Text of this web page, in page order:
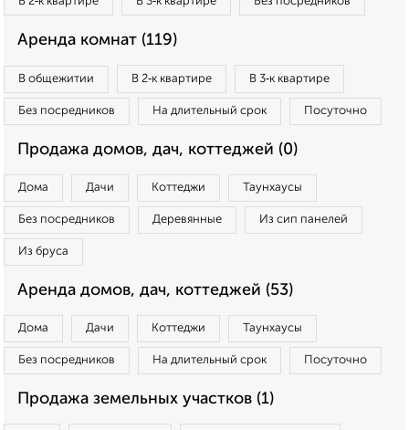
Аренда комнат (119)
В общежитии В 2‑к квартире В 3‑к квартире
Без посредников На длительный срок Посуточно
Продажа домов, дач, коттеджей (0)
Дома Дачи Коттеджи Таунхаусы
Без посредников Деревянные Из сип панелей
Из бруса
Аренда домов, дач, коттеджей (53)
Дома Дачи Коттеджи Таунхаусы
Без посредников На длительный срок Посуточно
Продажа земельных участков (1)